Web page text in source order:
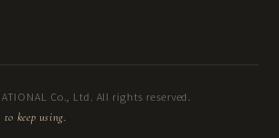
Co., Ltd. All rights reserved.
keep using.